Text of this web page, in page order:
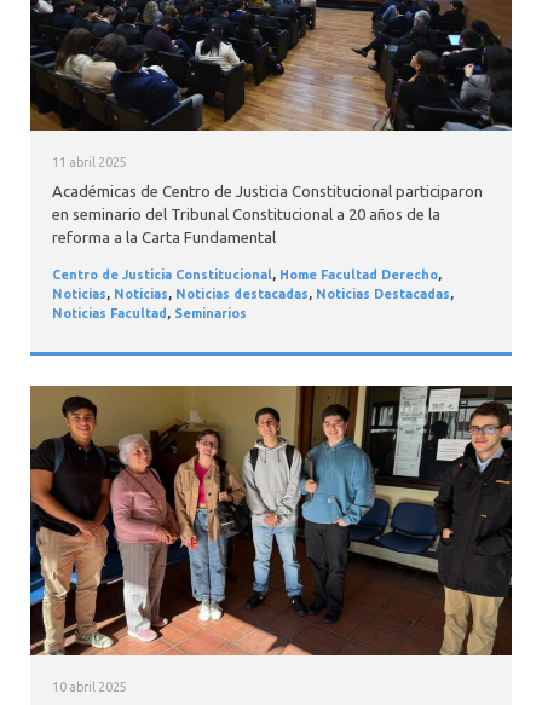
11 abril 2025
Académicas de Centro de Justicia Constitucional participaron
en seminario del Tribunal Constitucional a 20 años de la
reforma a la Carta Fundamental
Centro de Justicia Constitucional, Home Facultad Derecho,
Noticias, Noticias, Noticias destacadas, Noticias Destacadas,
Noticias Facultad, Seminarios
10 abril 2025